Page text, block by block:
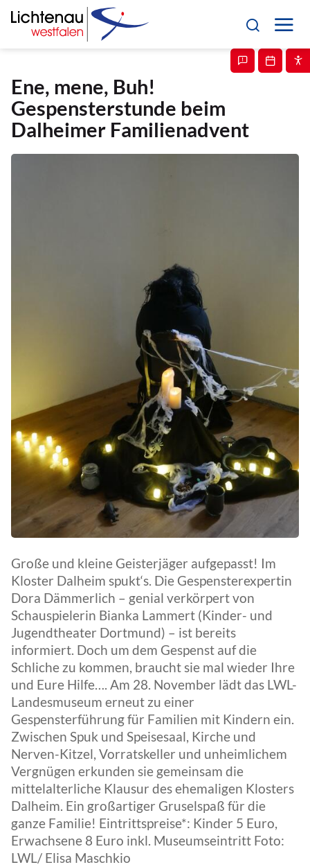
Ene, mene, Buh!
Gespensterstunde beim
Dalheimer Familienadvent
Große und kleine Geisterjäger aufgepasst! Im
Kloster Dalheim spukt‘s. Die Gespensterexpertin
Dora Dämmerlich – genial verkörpert von
Schauspielerin Bianka Lammert (Kinder- und
Jugendtheater Dortmund) – ist bereits
informiert. Doch um dem Gespenst auf die
Schliche zu kommen, braucht sie mal wieder Ihre
und Eure Hilfe…. Am 28. November lädt das LWL-
Landesmuseum erneut zu einer
Gespensterführung für Familien mit Kindern ein.
Zwischen Spuk und Speisesaal, Kirche und
Nerven-Kitzel, Vorratskeller und unheimlichem
Vergnügen erkunden sie gemeinsam die
mittelalterliche Klausur des ehemaligen Klosters
Dalheim. Ein großartiger Gruselspaß für die
ganze Familie! Eintrittspreise*: Kinder 5 Euro,
Erwachsene 8 Euro inkl. Museumseintritt Foto:
LWL/ Elisa Maschkio